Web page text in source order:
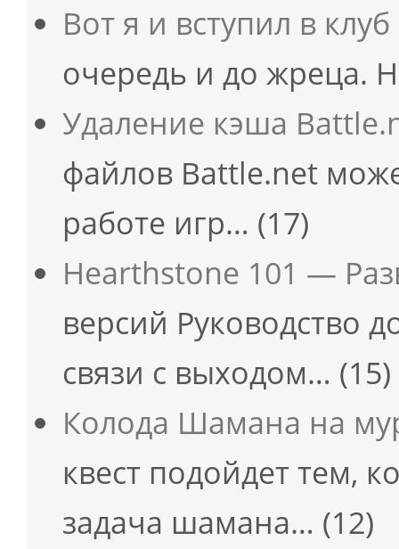
Вот я и вступил в
очередь и до жреца.
Удаление кэша
файлов Battle.net
работе игр… (17)
Hearthstone 101 —
версий Руководство
связи с выходом… (15)
Колода Шамана на
квест подойдет тем,
задача шамана… (12)